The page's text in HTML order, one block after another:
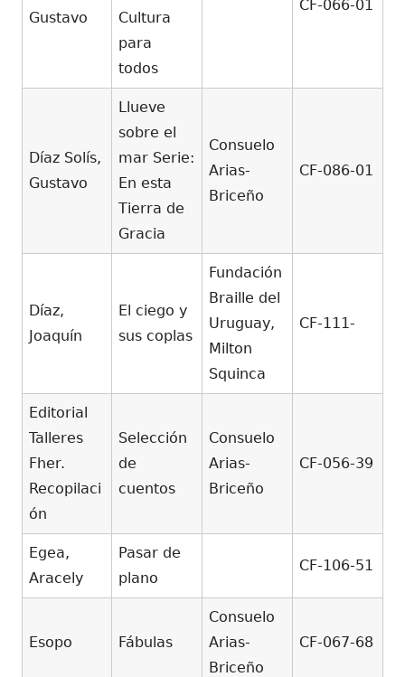
Gustavo
Cultura
para
todos
CF-066-01
Díaz Solís,
Gustavo
Llueve
sobre el
mar Serie:
En esta
Tierra de
Gracia
Consuelo
Arias-
Briceño
CF-086-01
Díaz,
Joaquín
El ciego y
sus coplas
Fundación
Braille del
Uruguay,
Milton
Squinca
CF-111-
Editorial
Talleres
Fher.
Recopilaci
ón
Selección
de
cuentos
Consuelo
Arias-
Briceño
CF-056-39
Egea,
Aracely
Pasar de
plano
CF-106-51
Esopo Fábulas
Consuelo
Arias-
Briceño
CF-067-68